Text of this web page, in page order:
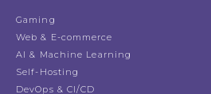
Gaming
Web & E-commerce
AI & Machine Learning
Self-Hosting
DevOps & CI/CD